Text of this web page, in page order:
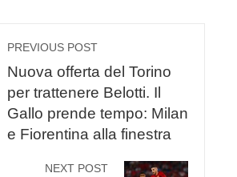
PREVIOUS POST
Nuova offerta del Torino
per trattenere Belotti. Il
Gallo prende tempo: Milan
e Fiorentina alla finestra
NEXT POST